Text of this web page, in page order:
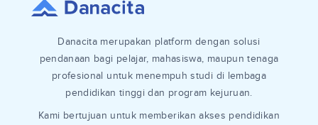
Danacita merupakan platform dengan solusi
pendanaan bagi pelajar, mahasiswa, maupun tenaga
profesional untuk menempuh studi di lembaga
pendidikan tinggi dan program kejuruan.
Kami bertujuan untuk memberikan akses pendidikan